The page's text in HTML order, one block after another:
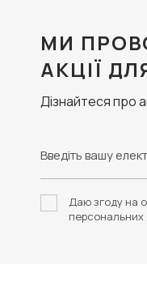
МИ
АКЦІЇ
Дізнайтеся про
Даю згоду на